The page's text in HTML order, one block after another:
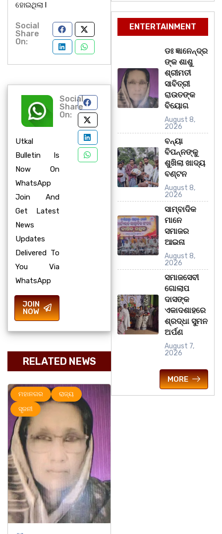
ହୋଇଥିଲା l
Social
Share
On:
Utkal
Bulletin Is
Now On
WhatsApp
Join And
Get Latest
News
Updates
Delivered To
You Via
WhatsApp
JOIN
NOW
Social
Share
On:
RELATED NEWS
ରାଜ୍ୟ ମହାନଗର ରାଜ୍ୟ
ENTERTAINMENT
ଡଃ ଜ୍ଞାନେନ୍ଦ୍ର
ଙ୍କ ଶାଶୁ
ଶ୍ରୀମତୀ
ସାବିତ୍ରୀ
ରାଉତଙ୍କ
ବିୟୋଗ
August 8,
2026
ବନ୍ୟା
ବିପନ୍ନଙ୍କୁ
ଶୁଖିଲା ଖାଦ୍ୟ
ବଣ୍ଟନ
August 8,
2026
ସାମ୍ବାଦିକ
ମାନେ
ସମାଜର
ଆଇନା
August 8,
2026
ସମାଜସେବୀ
ଗୋଲାପ
ଦାସଙ୍କ
ଏକାଦଶାହରେ
ଶ୍ରଦ୍ଧା ସୁମନ
ଅର୍ପଣ
August 7,
2026
MORE